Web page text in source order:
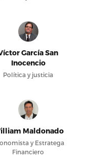
García San
Inocencio
Política y justicia
Maldonado
y Estratega
Financiero